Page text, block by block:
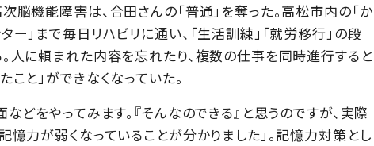
脳機能障害は、合田さんの「普通」を奪った。高松市内の「か
ー」まで毎日リハビリに通い、「生活訓練」「就労移行」の段
人に頼まれた内容を忘れたり、複数の仕事を同時進行すると
と」ができなくなっていた。
どをやってみます。『そんなのできる』と思うのですが、実際
憶力が弱くなっていることが分かりました」。記憶力対策とし